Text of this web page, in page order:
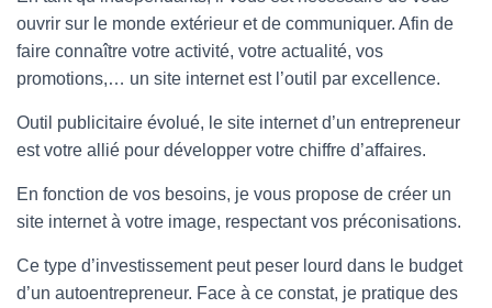
I
ouvrir sur le monde extérieur et de communiquer. Afin de
faire connaître votre activité, votre actualité, vos
promotions,… un site internet est l’outil par excellence.
Outil publicitaire évolué, le site internet d’un entrepreneur
est votre allié pour développer votre chiffre d’affaires.
En fonction de vos besoins, je vous propose de créer un
site internet à votre image, respectant vos préconisations.
Ce type d’investissement peut peser lourd dans le budget
d’un autoentrepreneur. Face à ce constat, je pratique des